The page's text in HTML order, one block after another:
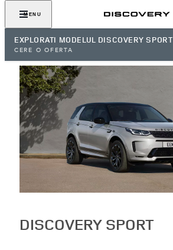
MENU
EXPLORATI MODELUL DISCOVERY SPORT
CERE O OFERTA
DISCOVERY SPORT